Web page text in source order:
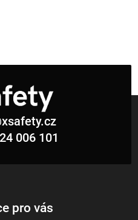
xsafety.cz
006 101
pro vás